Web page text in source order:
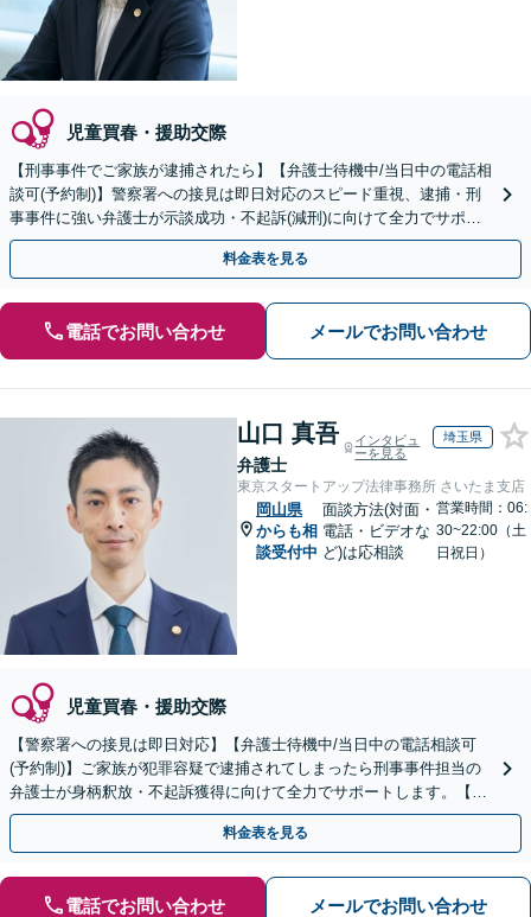
児童買春・援助交際
【刑事事件でご家族が逮捕されたら】【弁護士待機中/当日中の電話相
談可(予約制)】警察署への接見は即日対応のスピード重視、逮捕・刑
事事件に強い弁護士が示談成功・不起訴(減刑)に向けて全力でサポー
トします。【加害者側の相談専門】
料金表を見る
電話でお問い合わせ メールでお問い合わせ
山口 真吾
弁護士
インタビュ
ーを見る
埼玉県
東京スタートアップ法律事務所 さいたま支店
岡山県
からも相
談受付中
面談方法(対面・
電話・ビデオな
ど)は応相談
営業時間：06:
30~22:00（土
日祝日）
児童買春・援助交際
【警察署への接見は即日対応】【弁護士待機中/当日中の電話相談可
(予約制)】ご家族が犯罪容疑で逮捕されてしまったら刑事事件担当の
弁護士が身柄釈放・不起訴獲得に向けて全力でサポートします。【毎
月100名以上の相談実績】【全国対応】
料金表を見る
電話でお問い合わせ メールでお問い合わせ